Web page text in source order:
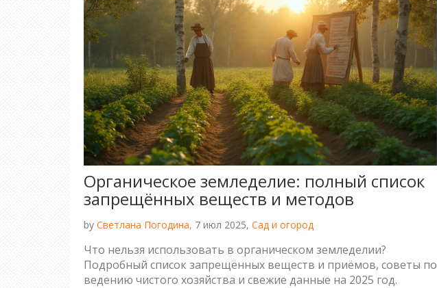
Органическое земледелие: полный список
запрещённых веществ и методов
by Светлана Погодина, 7 июл 2025, Сад и огород
Что нельзя использовать в органическом земледелии?
Подробный список запрещённых веществ и приёмов, советы по
ведению чистого хозяйства и свежие данные на 2025 год.